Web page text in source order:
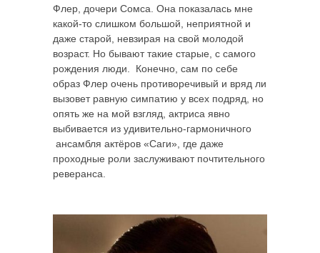
Флер, дочери Сомса. Она показалась мне
какой-то слишком большой, неприятной и
даже старой, невзирая на свой молодой
возраст. Но бывают такие старые, с самого
рождения люди. Конечно, сам по себе
образ Флер очень противоречивый и вряд ли
вызовет равную симпатию у всех подряд, но
опять же на мой взгляд, актриса явно
выбивается из удивительно-гармоничного
ансамбля актёров «Саги», где даже
проходные роли заслуживают почтительного
реверанса.